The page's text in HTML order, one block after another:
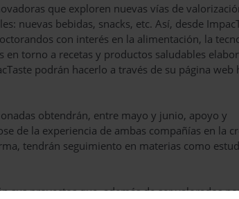
que exploren nuevas vías de
nuevas bebidas, snacks, etc. Así, desde
con interés en la alimentación, la
torno a recetas y productos saludables
podrán hacerlo a través de su página web
obtendrán, entre mayo y junio, apoyo y
de la experiencia de ambas compañías en la
tendrán seguimiento en materias como
sus proyectos que, además de ser valorados